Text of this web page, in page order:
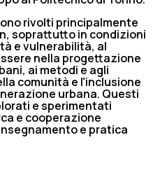
rivolti principalmente
soprattutto in condizioni
e vulnerabilità, al
nella progettazione
ai metodi e agli
comunità e l'inclusione
urbana. Questi
e sperimentati
e cooperazione
e pratica